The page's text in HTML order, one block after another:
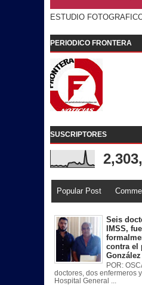
ESTUDIO
PERIODICO FRONTERA
SUSCRIPTORES
Popular Post
Seis
IMSS,
contra el
POR:
doctores, dos enfermeros
Hospital General ...